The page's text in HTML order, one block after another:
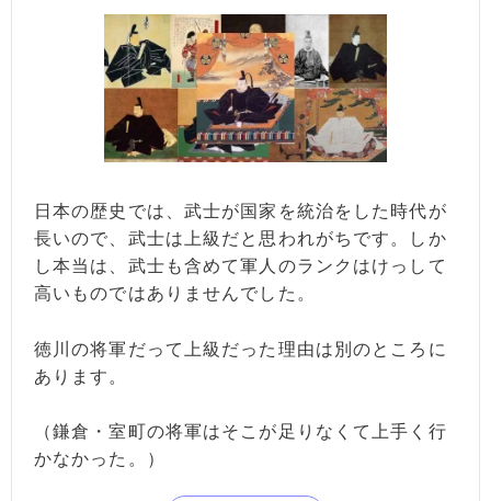
日本の歴史では、武士が国家を統治をした時代が
長いので、武士は上級だと思われがちです。しか
し本当は、武士も含めて軍人のランクはけっして
高いものではありませんでした。
徳川の将軍だって上級だった理由は別のところに
あります。
（鎌倉・室町の将軍はそこが足りなくて上手く行
かなかった。）